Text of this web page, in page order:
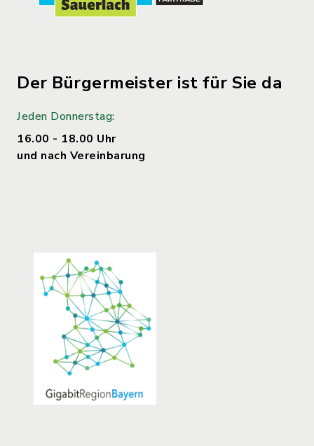
Der Bürgermeister ist für Sie da
Jeden Donnerstag:
16.00 - 18.00 Uhr
und nach Vereinbarung